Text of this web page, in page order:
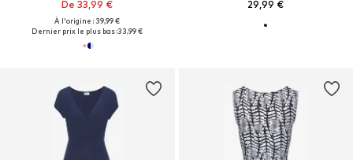
De 33,99 €
À l'origine : 39,99 €
Dernier prix le plus bas :33,99 €
29,99 €